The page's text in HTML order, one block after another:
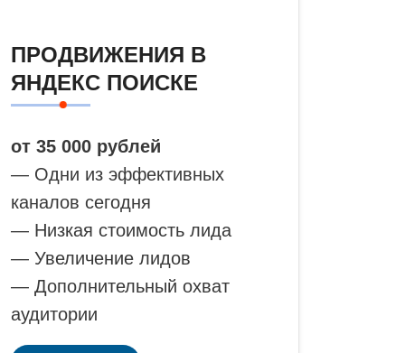
ПРОДВИЖЕНИЯ В
ЯНДЕКС ПОИСКЕ
от 35 000 рублей
— Одни из эффективных
каналов сегодня
— Низкая стоимость лида
— Увеличение лидов
— Дополнительный охват
аудитории